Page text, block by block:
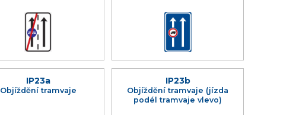
IP23a
Objíždění tramvaje
IP23b
Objíždění tramvaje (jízda
podél tramvaje vlevo)